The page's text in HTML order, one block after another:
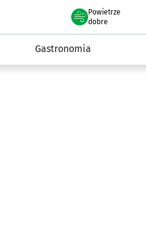
Powietrze
we Wrocławiu
dobre
Gastronomia